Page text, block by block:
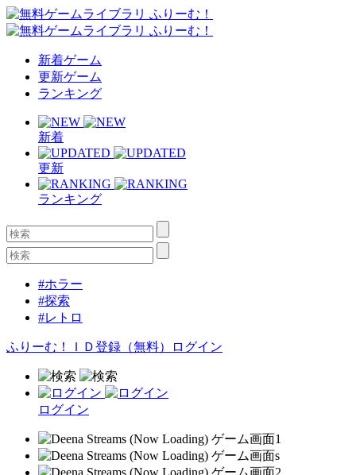
新着ゲーム
更新ゲーム
ランキング
新着
更新
ランキング
#ホラー
#探索
#レトロ
ふりーむ！ＩＤ登録（無料） ログイン
ログイン